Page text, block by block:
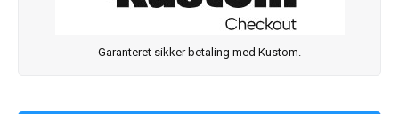
Garanteret sikker betaling med Kustom.